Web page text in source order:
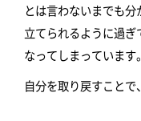
とは言わないまでも
立てられるように過ぎ
なってしまっています。
自分を取り戻すことで